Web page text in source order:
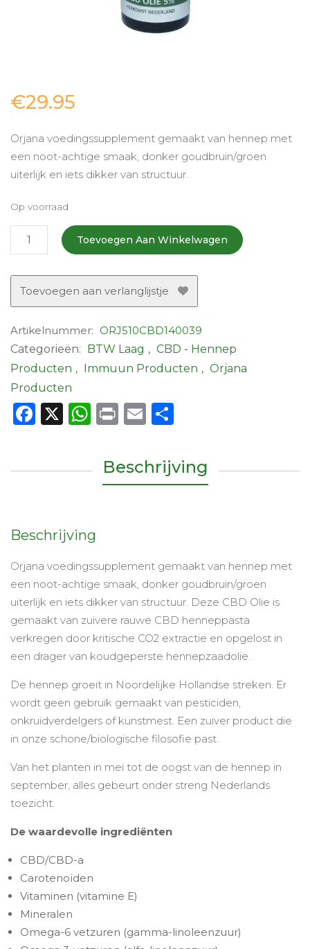
€29.95
Orjana voedingssupplement gemaakt van hennep met
een noot-achtige smaak, donker goudbruin/groen
uiterlijk en iets dikker van structuur.
Op voorraad
CBD
olie
10ml
(Rauw/Raw)
aantal
Toevoegen Aan Winkelwagen
Toevoegen aan verlanglijstje
Artikelnummer: ORJ510CBD140039
Categorieën:
BTW Laag , CBD - Hennep
Producten , Immuun Producten , Orjana
Producten
Facebook
X WhatsApp
PrintEmail
Beschrijving
Beschrijving
Orjana voedingssupplement gemaakt van hennep met
een noot-achtige smaak, donker goudbruin/groen
uiterlijk en iets dikker van structuur. Deze CBD Olie is
gemaakt van zuivere rauwe CBD henneppasta
verkregen door kritische CO2 extractie en opgelost in
een drager van koudgeperste hennepzaadolie.
De hennep groeit in Noordelijke Hollandse streken. Er
wordt geen gebruik gemaakt van pesticiden,
onkruidverdelgers of kunstmest. Een zuiver product die
in onze schone/biologische filosofie past.
Van het planten in mei tot de oogst van de hennep in
september, alles gebeurt onder streng Nederlands
toezicht.
De waardevolle ingrediënten
CBD/CBD-a
Carotenoïden
Vitaminen (vitamine E)
Mineralen
Omega-6 vetzuren (gamma-linoleenzuur)